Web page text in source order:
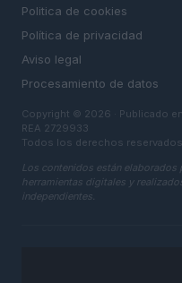
Politica de cookies
Política de privacidad
Aviso legal
Procesamiento de datos
Copyright © 2026 · Publicado
REA 2729933
Todos los derechos reservados
Los contenidos están
herramientas digitales y
independientes.